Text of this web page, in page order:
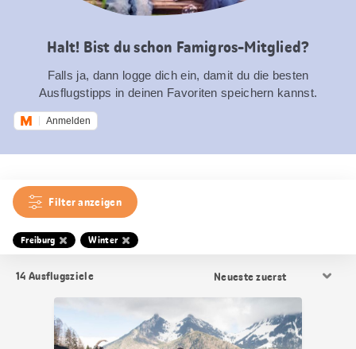
Halt! Bist du schon Famigros-Mitglied?
Falls ja, dann logge dich ein, damit du die besten
Ausflugstipps in deinen Favoriten speichern kannst.
Anmelden
Filter anzeigen
Freiburg Winter
14 Ausflugsziele
Sortierung